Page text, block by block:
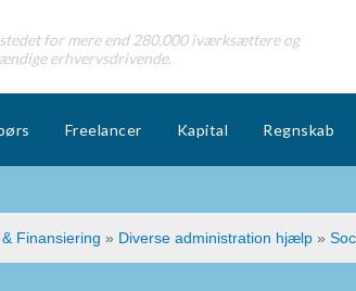
for mere end 280.000 iværksættere og
erhvervsdrivende.
Freelancer Kapital Regnskab
Finansiering » Diverse administration hjælp »